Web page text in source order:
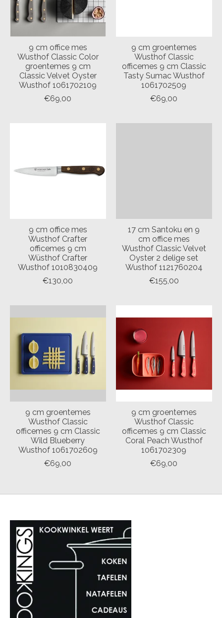
9 cm office mes
Wusthof Classic Color
groentemes 9 cm
Classic Velvet Oyster
Wusthof 1061702109
€69,00
9 cm groentemes
Wusthof Classic
officemes 9 cm Classic
Tasty Sumac Wusthof
1061702509
€69,00
9 cm office mes
Wusthof Crafter
officemes 9 cm
Wüsthof Crafter
Wusthof 1010830409
€130,00
17 cm Santoku en 9
cm office mes
Wusthof Classic Velvet
Oyster 2 delige set
Wusthof 1121760204
€155,00
9 cm groentemes
Wusthof Classic
officemes 9 cm Classic
Wild Blueberry
Wusthof 1061702609
€69,00
9 cm groentemes
Wusthof Classic
officemes 9 cm Classic
Coral Peach Wusthof
1061702309
€69,00